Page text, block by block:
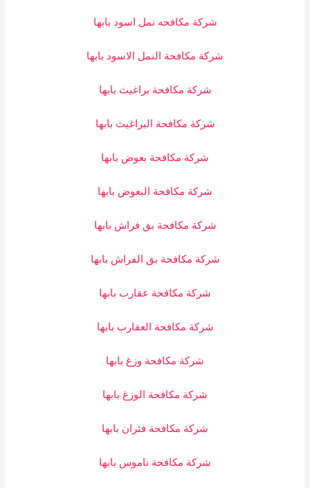
شركة مكافحه نمل اسود بابها
شركة مكافحة النمل الاسود بابها
شركة مكافحة براغيث بابها
شركة مكافحة البراغيث بابها
شركة مكافحة بعوض بابها
شركة مكافحة البعوض بابها
شركة مكافحة بق فراش بابها
شركة مكافحة بق الفراش بابها
شركة مكافحة عقارب بابها
شركة مكافحة العقارب بابها
شركة مكافحة وزغ بابها
شركة مكافحة الوزغ بابها
شركة مكافحة فئران بابها
شركة مكافحة ناموس بابها